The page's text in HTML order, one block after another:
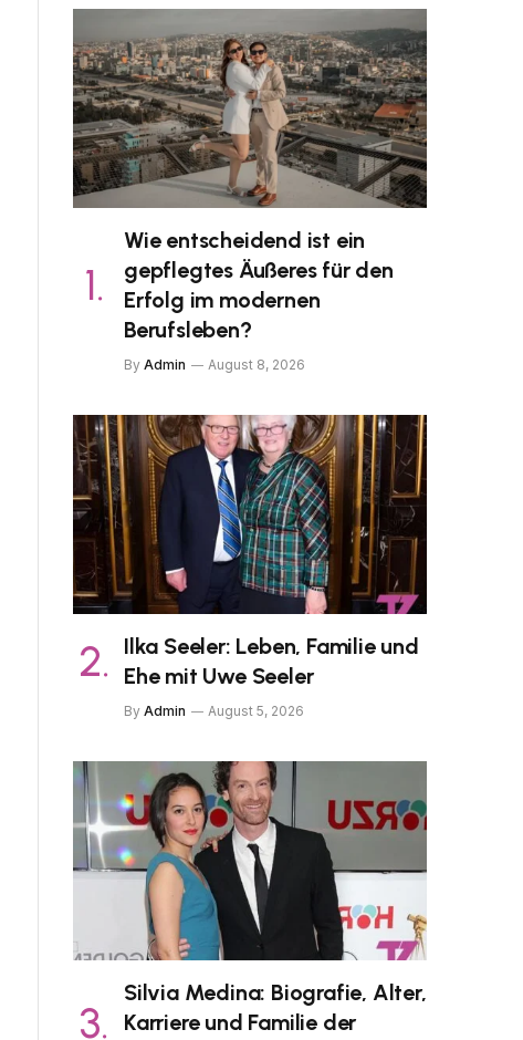
Wie entscheidend ist ein
gepflegtes Äußeres für den
Erfolg im modernen
Berufsleben?
By Admin August 8, 2026
Ilka Seeler: Leben, Familie und
Ehe mit Uwe Seeler
By Admin August 5, 2026
Silvia Medina: Biografie, Alter,
Karriere und Familie der